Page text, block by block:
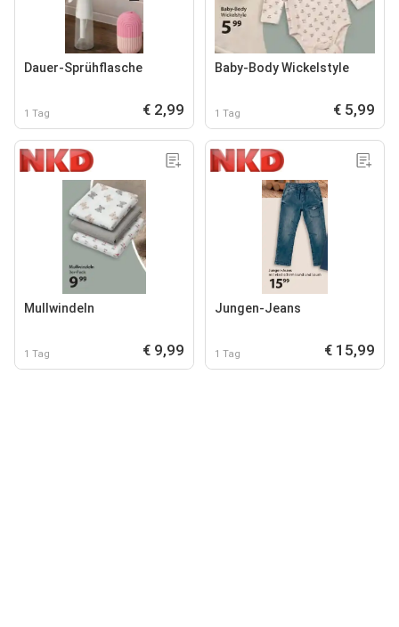
Dauer-Sprühflasche
1 Tag € 2,99
Baby-Body Wickelstyle
1 Tag € 5,99
Mullwindeln
1 Tag € 9,99
Jungen-Jeans
1 Tag € 15,99